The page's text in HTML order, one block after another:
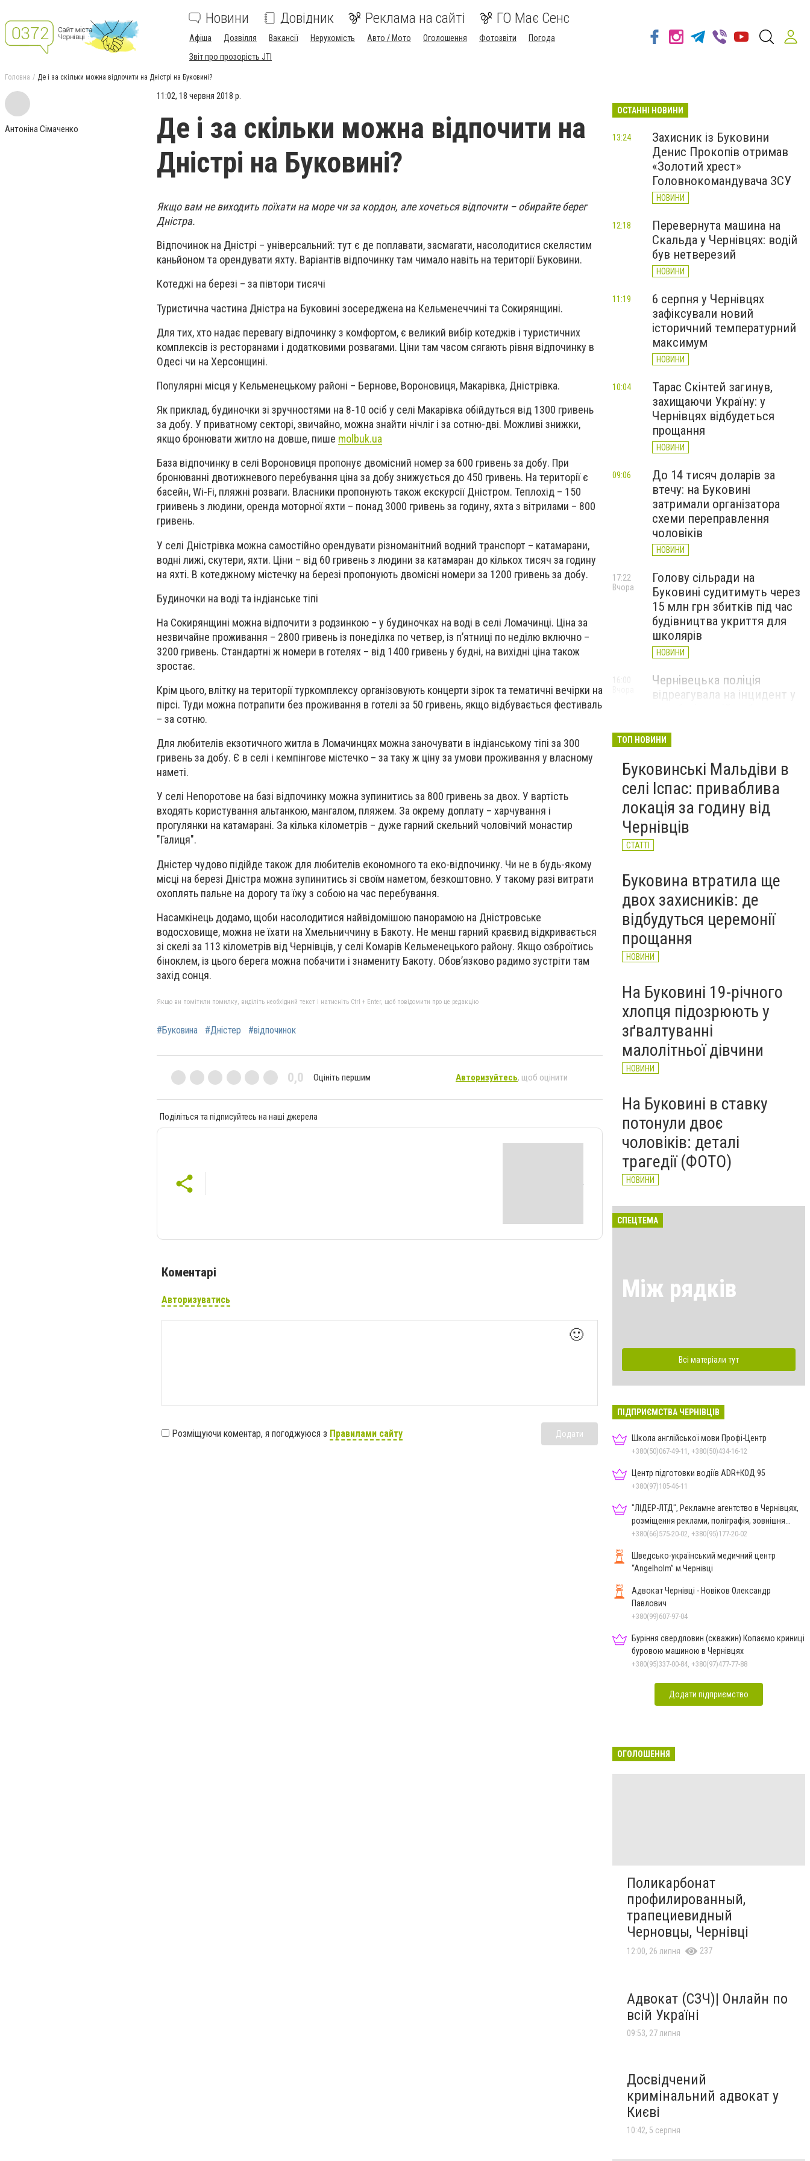
Новини Довідник Реклама на сайті ГО Має Сенс
Афіша Дозвілля Вакансії Нерухомість Авто / Мото Оголошення Фотозвіти
Погода
Звіт про прозорість JTI
Головна Де і за скільки можна відпочити на Дністрі на Буковині?
Антоніна Сімаченко
11:02, 18 червня 2018 р.
Де і за скільки можна відпочити на
Дністрі на Буковині?
Якщо вам не виходить поїхати на море чи за кордон, але хочеться відпочити – обирайте берег
Дністра.
Відпочинок на Дністрі – універсальний: тут є де поплавати, засмагати, насолодитися скелястим
каньйоном та орендувати яхту. Варіантів відпочинку там чимало навіть на території Буковини.
Котеджі на березі – за півтори тисячі
Туристична частина Дністра на Буковині зосереджена на Кельменеччині та Сокирянщині.
Для тих, хто надає перевагу відпочинку з комфортом, є великий вибір котеджів і туристичних
комплексів із ресторанами і додатковими розвагами. Ціни там часом сягають рівня відпочинку в
Одесі чи на Херсонщині.
Популярні місця у Кельменецькому районі – Бернове, Вороновиця, Макарівка, Дністрівка.
Як приклад, будиночки зі зручностями на 8-10 осіб у селі Макарівка обійдуться від 1300 гривень
за добу. У приватному секторі, звичайно, можна знайти нічліг і за сотню-дві. Можливі знижки,
якщо бронювати житло на довше, пише molbuk.ua
База відпочинку в селі Вороновиця пропонує двомісний номер за 600 гривень за добу. При
бронюванні двотижневого перебування ціна за добу знижується до 450 гривень. На території є
басейн, Wi-Fi, пляжні розваги. Власники пропонують також екскурсії Дністром. Теплохід – 150
гриивень з людини, оренда моторної яхти – понад 3000 гривень за годину, яхта з вітрилами – 800
гривень.
У селі Дністрівка можна самостійно орендувати різноманітний водний транспорт – катамарани,
водні лижі, скутери, яхти. Ціни – від 60 гривень з людини за катамаран до кількох тисяч за годину
на яхті. В котеджному містечку на березі пропонують двомісні номери за 1200 гривень за добу.
Будиночки на воді та індіанське тіпі
На Сокирянщині можна відпочити з родзинкою – у будиночках на воді в селі Ломачинці. Ціна за
незвичайне проживання – 2800 гривень із понеділка по четвер, із п’ятниці по неділю включно –
3200 гривень. Стандартні ж номери в готелях – від 1400 гривень у будні, на вихідні ціна також
зростає.
Крім цього, влітку на території туркомплексу організовують концерти зірок та тематичні вечірки на
пірсі. Туди можна потрапити без проживання в готелі за 50 гривень, якщо відбувається фестиваль
– за сотню.
Для любителів екзотичного житла в Ломачинцях можна заночувати в індіанському тіпі за 300
гривень за добу. Є в селі і кемпінгове містечко – за таку ж ціну за умови проживання у власному
наметі.
У селі Непоротове на базі відпочинку можна зупинитись за 800 гривень за двох. У вартість
входять користування альтанкою, мангалом, пляжем. За окрему доплату – харчування і
прогулянки на катамарані. За кілька кілометрів – дуже гарний скельний чоловічий монастир
"Галиця".
Дністер чудово підійде також для любителів економного та еко-відпочинку. Чи не в будь-якому
місці на березі Дністра можна зупинитись зі своїм наметом, безкоштовно. У такому разі витрати
охоплять пальне на дорогу та їжу з собою на час перебування.
Насамкінець додамо, щоби насолодитися найвідомішою панорамою на Дністровське
водосховище, можна не їхати на Хмельниччину в Бакоту. Не менш гарний краєвид відкривається
зі скелі за 113 кілометрів від Чернівців, у селі Комарів Кельменецького району. Якщо озброїтись
біноклем, із цього берега можна побачити і знамениту Бакоту. Обов’язково радимо зустріти там
захід сонця.
Якщо ви помітили помилку, виділіть необхідний текст і натисніть Ctrl + Enter, щоб повідомити про це редакцію
#Буковина #Дністер #відпочинок
0,0 Оцініть першим Авторизуйтесь, щоб оцінити
Поділіться та підписуйтесь на наші джерела
Коментарі
Авторизуватись
🙂
Розміщуючи коментар, я погоджуюся з Правилами сайту Додати
ОСТАННІ НОВИНИ
Захисник із Буковини
Денис Прокопів отримав
«Золотий хрест»
Головнокомандувача ЗСУ
НОВИНИ
13:24
Перевернута машина на
Скальда у Чернівцях: водій
був нетверезий
НОВИНИ
12:18
6 серпня у Чернівцях
зафіксували новий
історичний температурний
максимум
НОВИНИ
11:19
Тарас Скінтей загинув,
захищаючи Україну: у
Чернівцях відбудеться
прощання
НОВИНИ
10:04
До 14 тисяч доларів за
втечу: на Буковині
затримали організатора
схеми переправлення
чоловіків
НОВИНИ
09:06
Голову сільради на
Буковині судитимуть через
15 млн грн збитків під час
будівництва укриття для
школярів
НОВИНИ
17:22
Вчора
Чернівецька поліція
відреагувала на інцидент у
НОВИНИ
16:00
Куля зупинилася за
сантиметр від аорти: у
Чернівцях врятували 35-
річного чоловіка (ФОТО)
НОВИНИ
15:28
Вчора
ТОП НОВИНИ
Буковинські Мальдіви в
селі Іспас: приваблива
локація за годину від
Чернівців
СТАТТІ
Буковина втратила ще
двох захисників: де
відбудуться церемонії
прощання
НОВИНИ
На Буковині 19-річного
хлопця підозрюють у
зґвалтуванні
малолітньої дівчини
НОВИНИ
На Буковині в ставку
потонули двоє
чоловіків: деталі
трагедії (ФОТО)
НОВИНИ
СПЕЦТЕМА
Між рядків
Всі матеріали тут
ПІДПРИЄМСТВА ЧЕРНІВЦІВ
Школа англійської мови Профі-Центр
+380(50)067-49-11, +380(50)434-16-12
Центр підготовки водіїв ADR+КОД 95
+380(97)105-46-11
"ЛІДЕР-ЛТД", Рекламне агентство в Чернівцях,
розміщення реклами, поліграфія, зовнішня
реклама
+380(66)575-20-02, +380(95)177-20-02
Шведсько-український медичний центр
“Angelholm” м.Чернівці
Адвокат Чернівці - Новіков Олександр
Павлович
+380(99)607-97-04
Буріння свердловин (скважин) Копаємо криниці
буровою машиною в Чернівцях
+380(95)337-00-84, +380(97)477-77-88
Додати підприємство
ОГОЛОШЕННЯ
Поликарбонат
профилированный,
трапециевидный
Черновцы, Чернівці
12:00, 26 липня 237
Адвокат (СЗЧ)| Онлайн по
всій Україні
09:53, 27 липня
Досвідчений
кримінальний адвокат у
Києві
10:42, 5 серпня